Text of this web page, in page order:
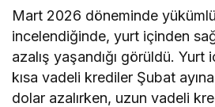
Mart 2026 döneminde
incelendiğinde, yurt içinden
azalış yaşandığı görüldü. Yurt
kısa vadeli krediler Şubat
dolar azalırken, uzun vadeli